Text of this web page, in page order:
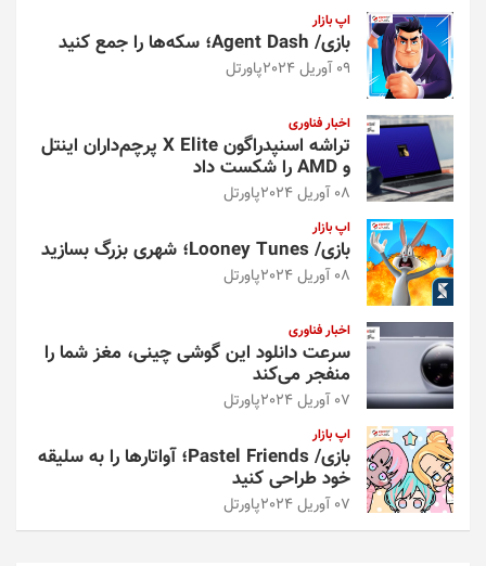
اپ بازار
بازی/ Agent Dash؛ سکه‌ها را جمع کنید
09 آوریل 2024 پاورتل
اخبار فناوری
تراشه اسنپدراگون X Elite پرچم‌داران اینتل
و AMD را شکست داد
08 آوریل 2024 پاورتل
اپ بازار
بازی/ Looney Tunes؛ شهری بزرگ بسازید
08 آوریل 2024 پاورتل
اخبار فناوری
سرعت دانلود این گوشی چینی، مغز شما را
منفجر می‌کند
07 آوریل 2024 پاورتل
اپ بازار
بازی/ Pastel Friends؛ آواتارها را به سلیقه
خود طراحی کنید
07 آوریل 2024 پاورتل